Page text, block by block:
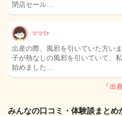
閉店セール…
ママﾘｧ
出産の際、風邪を引いていた方い
子が熱なしの風邪を引いていて、
始めました…
「出
みんなの口コミ・体験談まとめ